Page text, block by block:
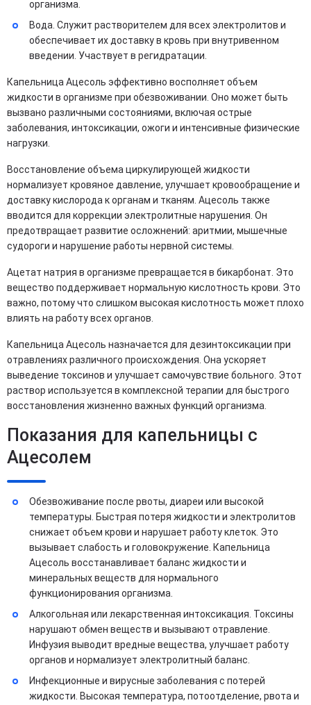
организма.
Вода. Служит растворителем для всех электролитов и
обеспечивает их доставку в кровь при внутривенном
введении. Участвует в регидратации.
Капельница Ацесоль эффективно восполняет объем
жидкости в организме при обезвоживании. Оно может быть
вызвано различными состояниями, включая острые
заболевания, интоксикации, ожоги и интенсивные физические
нагрузки.
Восстановление объема циркулирующей жидкости
нормализует кровяное давление, улучшает кровообращение и
доставку кислорода к органам и тканям. Ацесоль также
вводится для коррекции электролитные нарушения. Он
предотвращает развитие осложнений: аритмии, мышечные
судороги и нарушение работы нервной системы.
Ацетат натрия в организме превращается в бикарбонат. Это
вещество поддерживает нормальную кислотность крови. Это
важно, потому что слишком высокая кислотность может плохо
влиять на работу всех органов.
Капельница Ацесоль назначается для дезинтоксикации при
отравлениях различного происхождения. Она ускоряет
выведение токсинов и улучшает самочувствие больного. Этот
раствор используется в комплексной терапии для быстрого
восстановления жизненно важных функций организма.
Показания для капельницы с
Ацесолем
Обезвоживание после рвоты, диареи или высокой
температуры. Быстрая потеря жидкости и электролитов
снижает объем крови и нарушает работу клеток. Это
вызывает слабость и головокружение. Капельница
Ацесоль восстанавливает баланс жидкости и
минеральных веществ для нормального
функционирования организма.
Алкогольная или лекарственная интоксикация. Токсины
нарушают обмен веществ и вызывают отравление.
Инфузия выводит вредные вещества, улучшает работу
органов и нормализует электролитный баланс.
Инфекционные и вирусные заболевания с потерей
жидкости. Высокая температура, потоотделение, рвота и